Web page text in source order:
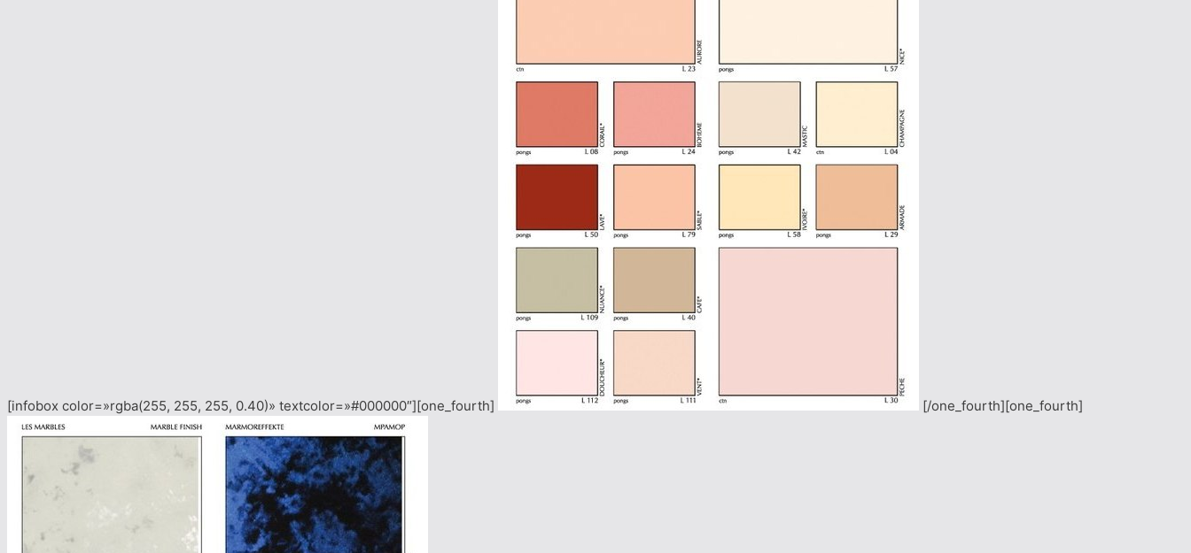
[infobox color=»rgba(255, 255, 255, 0.40)» textcolor=»#000000″][one_fourth] [/one_fourth][one_fourth]